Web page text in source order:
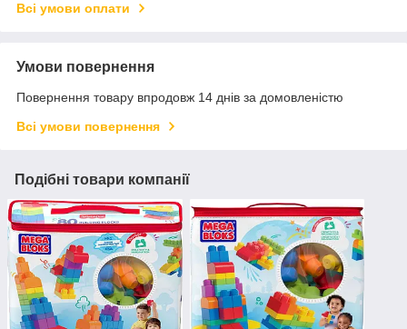
Всі умови оплати
Умови повернення
Повернення товару впродовж 14 днів за домовленістю
Всі умови повернення
Подібні товари компанії